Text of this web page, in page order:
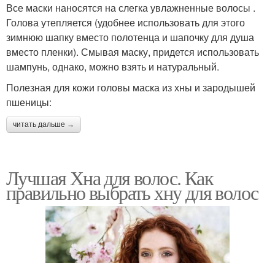
Все маски наносятся на слегка увлажненные волосы .
Голова утепляется (удобнее использовать для этого
зимнюю шапку вместо полотенца и шапочку для душа
вместо пленки). Смывая маску, придется использовать
шампунь, однако, можно взять и натуральный.
Полезная для кожи головы маска из хны и зародышей
пшеницы:
читать дальше →
Лучшая Хна для волос. Как
правильно выбрать хну для волос